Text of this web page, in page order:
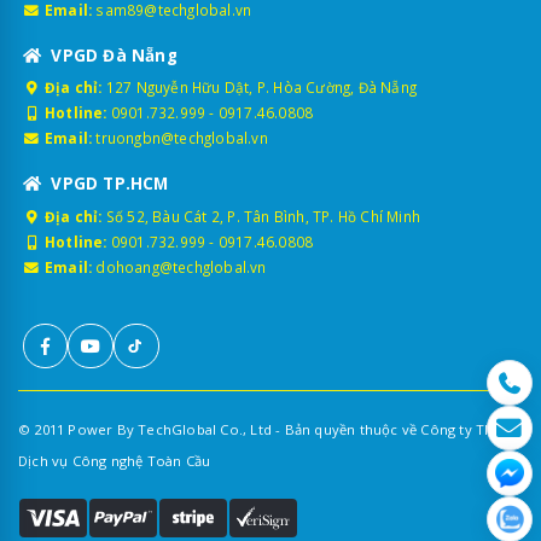
Email: sam89@techglobal.vn
VPGD Đà Nẵng
Địa chỉ: 127 Nguyễn Hữu Dật, P. Hòa Cường, Đà Nẵng
Hotline: 0901.732.999 - 0917.46.0808
Email: truongbn@techglobal.vn
VPGD TP.HCM
Địa chỉ: Số 52, Bàu Cát 2, P. Tân Bình, TP. Hồ Chí Minh
Hotline: 0901.732.999 - 0917.46.0808
Email: dohoang@techglobal.vn
© 2011 Power By TechGlobal Co., Ltd - Bản quyền thuộc về Công ty TNHH
Dịch vụ Công nghệ Toàn Cầu